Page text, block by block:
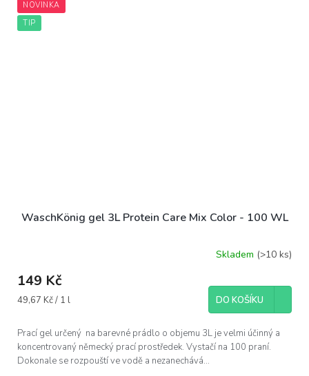
NOVINKA
TIP
WaschKönig gel 3L Protein Care Mix Color - 100 WL
Skladem (>10 ks)
149 Kč
Měrná
49,67 Kč / 1 l DO KOŠÍKU
Prací gel určený na barevné prádlo o objemu 3L je velmi účinný a
koncentrovaný německý prací prostředek. Vystačí na 100 praní.
Dokonale se rozpouští ve vodě a nezanechává...